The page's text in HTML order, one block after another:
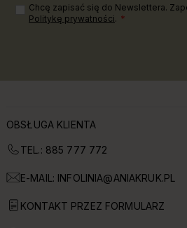
Chcę zapisać się do Newslettera.
Politykę prywatności.
OBSŁUGA KLIENTA
TEL.: 885 777 772
E-MAIL: INFOLINIA@ANIAKRUK.PL
KONTAKT PRZEZ FORMULARZ